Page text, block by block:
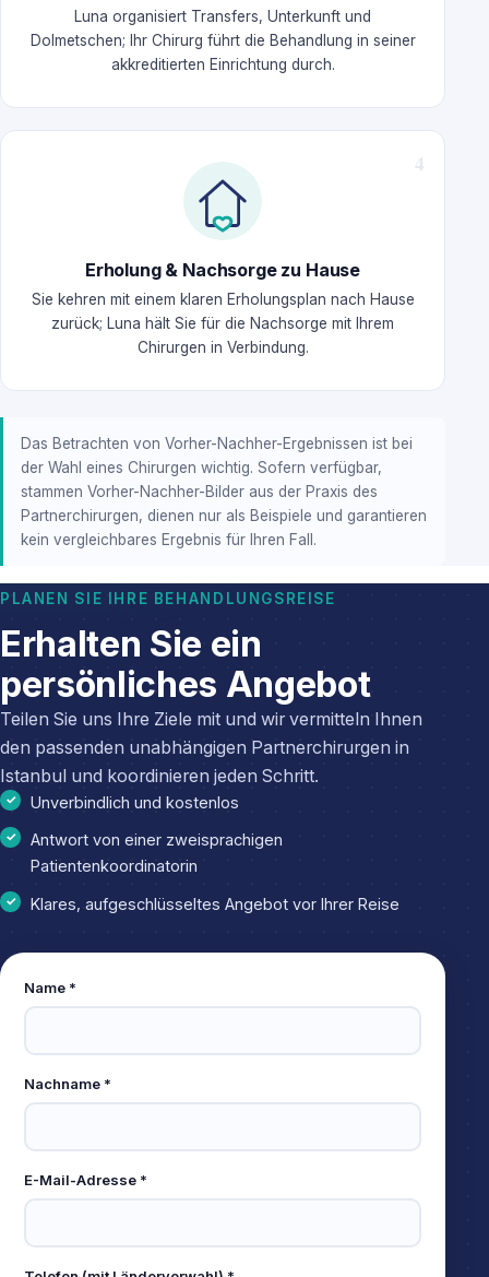
Luna organisiert Transfers, Unterkunft und
Dolmetschen; Ihr Chirurg führt die Behandlung in seiner
akkreditierten Einrichtung durch.
Erholung & Nachsorge zu Hause
Sie kehren mit einem klaren Erholungsplan nach Hause
zurück; Luna hält Sie für die Nachsorge mit Ihrem
Chirurgen in Verbindung.
Das Betrachten von Vorher-Nachher-Ergebnissen ist bei
der Wahl eines Chirurgen wichtig. Sofern verfügbar,
stammen Vorher-Nachher-Bilder aus der Praxis des
Partnerchirurgen, dienen nur als Beispiele und garantieren
kein vergleichbares Ergebnis für Ihren Fall.
PLANEN SIE IHRE BEHANDLUNGSREISE
Erhalten Sie ein
persönliches Angebot
Teilen Sie uns Ihre Ziele mit und wir vermitteln Ihnen
den passenden unabhängigen Partnerchirurgen in
Istanbul und koordinieren jeden Schritt.
Unverbindlich und kostenlos
Antwort von einer zweisprachigen
Patientenkoordinatorin
Klares, aufgeschlüsseltes Angebot vor Ihrer Reise
Leave
this
field
empty
Name *
Nachname *
E-Mail-Adresse *